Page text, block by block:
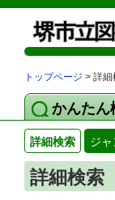
トップページ > 詳細
かんたん
詳細検索 ジ
詳細検索